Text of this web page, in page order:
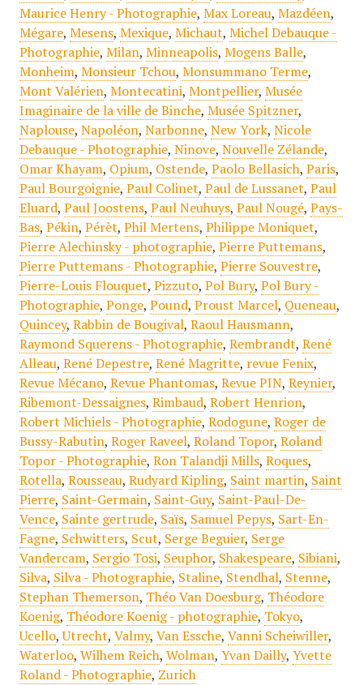
Maurice Henry - Photographie, Max Loreau, Mazdéen,
Mégare, Mesens, Mexique, Michaut, Michel Debauque -
Photographie, Milan, Minneapolis, Mogens Balle,
Monheim, Monsieur Tchou, Monsummano Terme,
Mont Valérien, Montecatini, Montpellier, Musée
Imaginaire de la ville de Binche, Musée Spitzner,
Naplouse, Napoléon, Narbonne, New York, Nicole
Debauque - Photographie, Ninove, Nouvelle Zélande,
Omar Khayam, Opium, Ostende, Paolo Bellasich, Paris,
Paul Bourgoignie, Paul Colinet, Paul de Lussanet, Paul
Eluard, Paul Joostens, Paul Neuhuys, Paul Nougé, Pays-
Bas, Pékin, Pérèt, Phil Mertens, Philippe Moniquet,
Pierre Alechinsky - photographie, Pierre Puttemans,
Pierre Puttemans - Photographie, Pierre Souvestre,
Pierre-Louis Flouquet, Pizzuto, Pol Bury, Pol Bury -
Photographie, Ponge, Pound, Proust Marcel, Queneau,
Quincey, Rabbin de Bougival, Raoul Hausmann,
Raymond Squerens - Photographie, Rembrandt, René
Alleau, René Depestre, René Magritte, revue Fenix,
Revue Mécano, Revue Phantomas, Revue PIN, Reynier,
Ribemont-Dessaignes, Rimbaud, Robert Henrion,
Robert Michiels - Photographie, Rodogune, Roger de
Bussy-Rabutin, Roger Raveel, Roland Topor, Roland
Topor - Photographie, Ron Talandji Mills, Roques,
Rotella, Rousseau, Rudyard Kipling, Saint martin, Saint
Pierre, Saint-Germain, Saint-Guy, Saint-Paul-De-
Vence, Sainte gertrude, Saïs, Samuel Pepys, Sart-En-
Fagne, Schwitters, Scut, Serge Beguier, Serge
Vandercam, Sergio Tosi, Seuphor, Shakespeare, Sibiani,
Silva, Silva - Photographie, Staline, Stendhal, Stenne,
Stephan Themerson, Théo Van Doesburg, Théodore
Koenig, Théodore Koenig - photographie, Tokyo,
Ucello,Utrecht, Valmy, Van Essche, Vanni Scheiwiller,
Waterloo, Wilhem Reich, Wolman, Yvan Dailly, Yvette
Roland - Photographie, Zurich